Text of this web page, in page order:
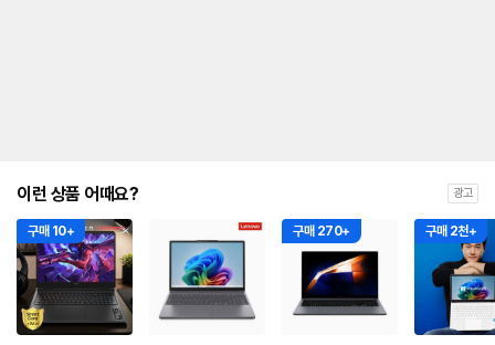
이런 상품 어때요? 광고
구매 10+ 구매 270+ 구매 2천+